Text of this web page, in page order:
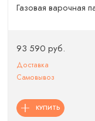
Газовая варочная
93 590 руб.
Доставка
Самовывоз
КУПИТЬ